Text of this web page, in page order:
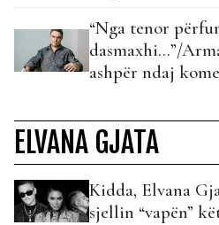
“Nga tenor
dasmaxhi…”/
ashpër ndaj
ELVANA GJATA
Kidda, Elvana
sjellin “vapën”